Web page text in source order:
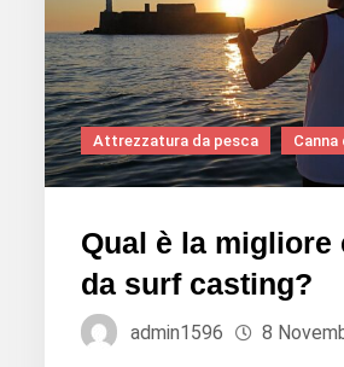
Attrezzatura da pesca Canna
Qual è la migliore
da surf casting?
admin1596 8